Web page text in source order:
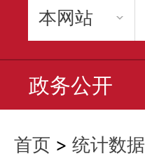
政务公开
首页 > 统计数据